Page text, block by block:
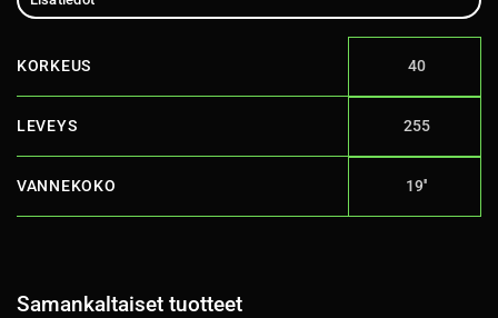
KORKEUS 40
LEVEYS 255
VANNEKOKO 19''
Samankaltaiset tuotteet